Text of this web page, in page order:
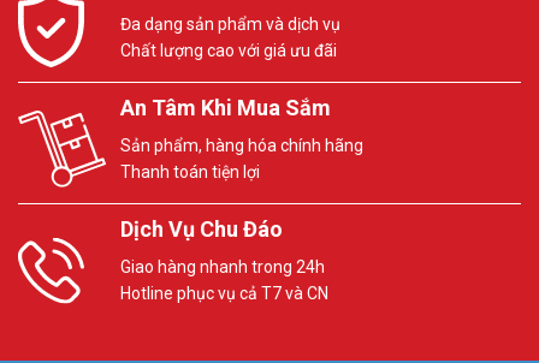
Đa dạng sản phẩm và dịch vụ
Chất lượng cao với giá ưu đãi
An Tâm Khi Mua Sắm
Sản phẩm, hàng hóa chính hãng
Thanh toán tiện lợi
Dịch Vụ Chu Đáo
Giao hàng nhanh trong 24h
Hotline phục vụ cả T7 và CN